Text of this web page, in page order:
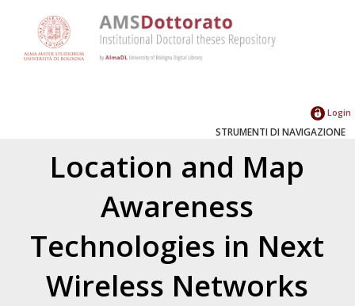
Login
STRUMENTI DI NAVIGAZIONE
Location and Map
Awareness
Technologies in Next
Wireless Networks